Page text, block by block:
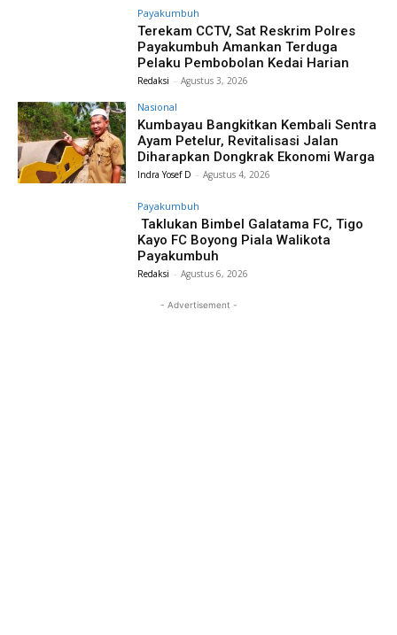
Payakumbuh
Terekam CCTV, Sat Reskrim Polres
Payakumbuh Amankan Terduga
Pelaku Pembobolan Kedai Harian
Redaksi - Agustus 3, 2026
Nasional
Kumbayau Bangkitkan Kembali Sentra
Ayam Petelur, Revitalisasi Jalan
Diharapkan Dongkrak Ekonomi Warga
Indra Yosef D - Agustus 4, 2026
Payakumbuh
Taklukan Bimbel Galatama FC, Tigo
Kayo FC Boyong Piala Walikota
Payakumbuh
Redaksi - Agustus 6, 2026
- Advertisement -